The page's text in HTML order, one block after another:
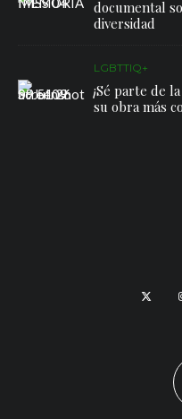
documental
diversidad
LGBTTIQ+
¡Sé parte de
su obra más